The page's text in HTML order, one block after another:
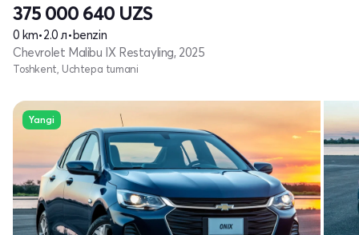
375 000 640 UZS
0 km•2.0 л•benzin
Chevrolet Malibu IX Restayling, 2025
Toshkent, Uchtepa tumani
Yangi